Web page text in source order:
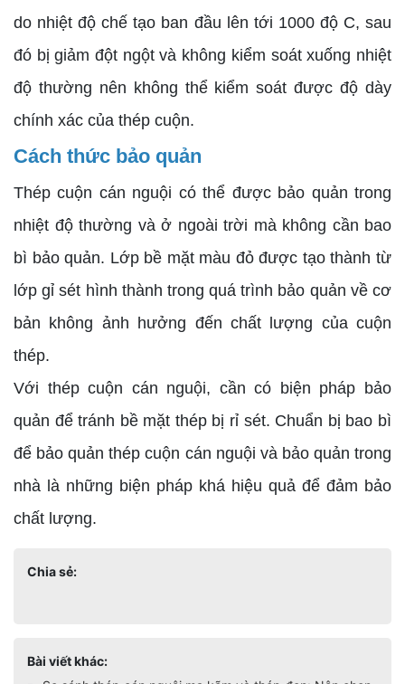
do nhiệt độ chế tạo ban đầu lên tới 1000 độ C, sau
đó bị giảm đột ngột và không kiểm soát xuống nhiệt
độ thường nên không thể kiểm soát được độ dày
chính xác của thép cuộn.
Cách thức bảo quản
Thép cuộn cán nguội có thể được bảo quản trong
nhiệt độ thường và ở ngoài trời mà không cần bao
bì bảo quản. Lớp bề mặt màu đỏ được tạo thành từ
lớp gỉ sét hình thành trong quá trình bảo quản về cơ
bản không ảnh hưởng đến chất lượng của cuộn
thép.
Với thép cuộn cán nguội, cần có biện pháp bảo
quản để tránh bề mặt thép bị rỉ sét. Chuẩn bị bao bì
để bảo quản thép cuộn cán nguội và bảo quản trong
nhà là những biện pháp khá hiệu quả để đảm bảo
chất lượng.
Chia sẻ:
Bài viết khác: